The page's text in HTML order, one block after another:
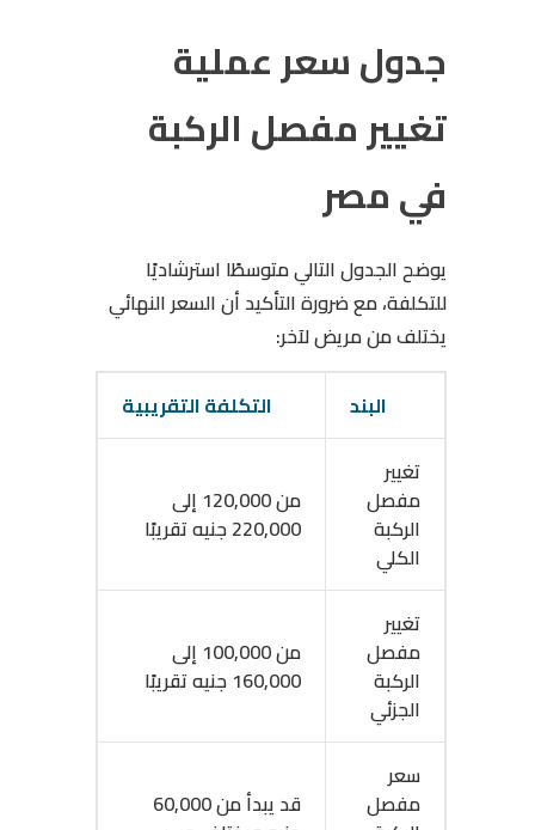
جدول سعر عملية
تغيير مفصل الركبة
في مصر
يوضح الجدول التالي متوسطًا استرشاديًا
للتكلفة، مع ضرورة التأكيد أن السعر النهائي
يختلف من مريض لآخر:
البند
التكلفة التقريبية
تغيير
مفصل
الركبة
الكلي
من 120,000 إلى
220,000 جنيه تقريبًا
تغيير
مفصل
الركبة
الجزئي
من 100,000 إلى
160,000 جنيه تقريبًا
سعر
مفصل
قد يبدأ من 60,000